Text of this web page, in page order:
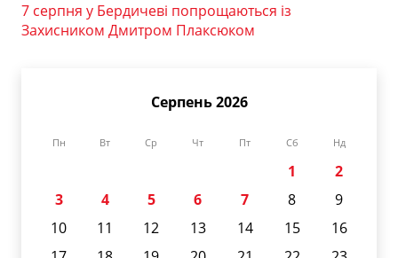
7 серпня у Бердичеві попрощаються із
Захисником Дмитром Плаксюком
Серпень 2026
Пн Вт Ср Чт Пт Сб Нд
1
2
3
4 5 6 7 8
9
10
11 12 13 14 15
16